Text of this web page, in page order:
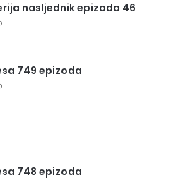
nasljednik epizoda 46
749 epizoda
748 epizoda